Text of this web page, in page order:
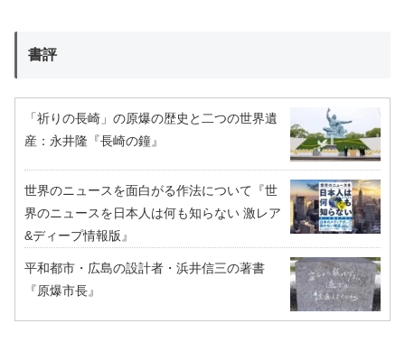
書評
「祈りの長崎」の原爆の歴史と二つの世界遺
産：永井隆『長崎の鐘』
世界のニュースを面白がる作法について『世
界のニュースを日本人は何も知らない 激レア
&ディープ情報版』
平和都市・広島の設計者・浜井信三の著書
『原爆市長』